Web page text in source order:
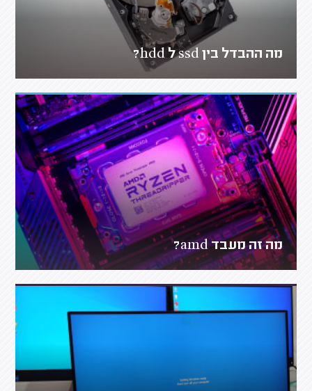
מה ההבדל בין ssd ל hdd?
מה זה מעבד amd?